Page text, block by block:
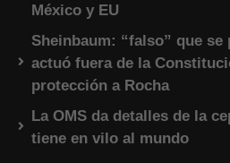
México y EU
Sheinbaum: “falso” que se
actuó fuera de la
protección a Rocha
La OMS da detalles de la
tiene en vilo al mundo